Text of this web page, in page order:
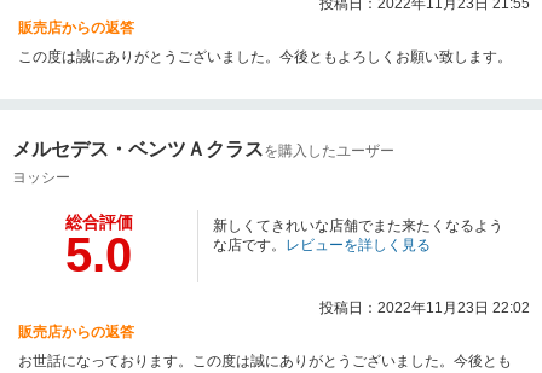
投稿日：2022年11月23日 21:55
販売店からの返答
この度は誠にありがとうございました。今後ともよろしくお願い致します。
メルセデス・ベンツＡクラスを購入したユーザー
ヨッシー
総合評価
5.0
新しくてきれいな店舗でまた来たくなるよう
な店です。 レビューを詳しく見る
投稿日：2022年11月23日 22:02
販売店からの返答
お世話になっております。この度は誠にありがとうございました。今後とも